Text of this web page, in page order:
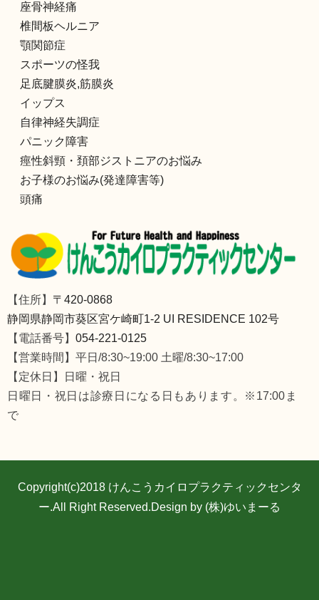
座骨神経痛
椎間板ヘルニア
顎関節症
スポーツの怪我
足底腱膜炎,筋膜炎
イップス
自律神経失調症
パニック障害
痙性斜頸・頚部ジストニアのお悩み
お子様のお悩み(発達障害等)
頭痛
【住所】 〒420-0868
静岡県静岡市葵区宮ケ崎町1-2 UI RESIDENCE 102号
【電話番号】 054-221-0125
【営業時間】平日/8:30~19:00 土曜/8:30~17:00
【定休日】日曜・祝日
日曜日・祝日は診療日になる日もあります。※17:00ま
で
Copyright(c)2018 けんこうカイロプラクティックセンタ
ー.All Right Reserved.Design by (株)ゆいまーる